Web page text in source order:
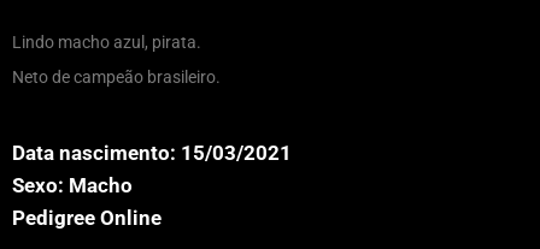
Lindo macho azul, pirata.
Neto de campeão brasileiro.
Data nascimento: 15/03/2021
Sexo: Macho
Pedigree Online